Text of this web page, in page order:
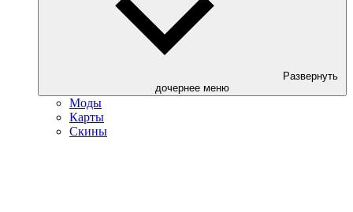
Развернуть
дочернее меню
Моды
Карты
Скины